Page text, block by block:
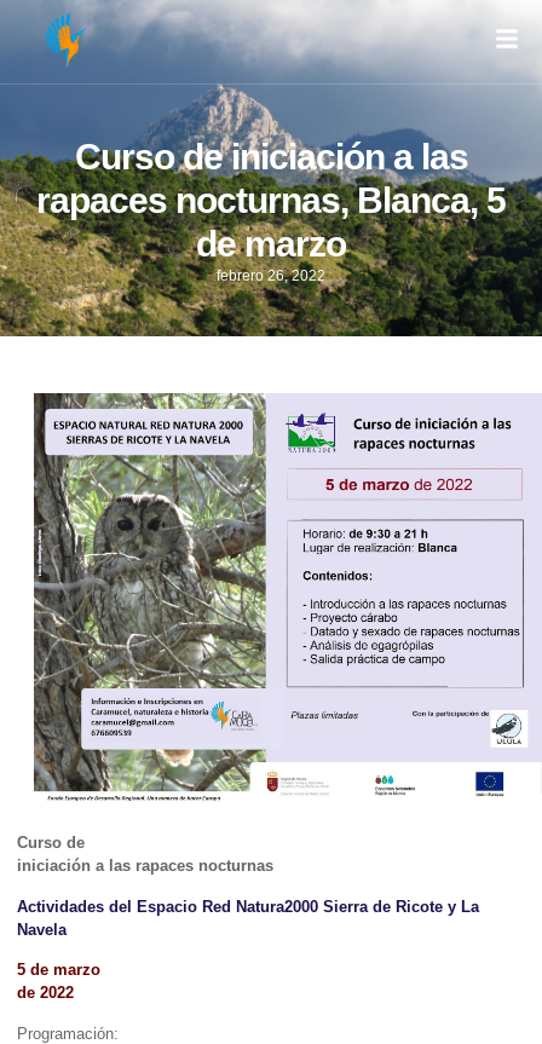
Curso de iniciación a las
rapaces nocturnas, Blanca, 5
de marzo
febrero 26, 2022
Curso de
iniciación a las rapaces nocturnas
Actividades del Espacio Red Natura2000 Sierra de Ricote y La
Navela
5 de marzo
de 2022
Programación: